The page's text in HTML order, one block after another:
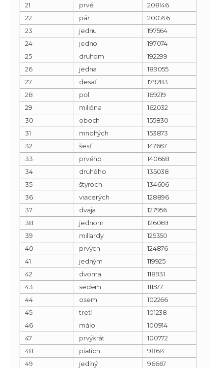
21
prvé
208146
22
pár
200746
23
jednu
197564
24
jedno
197074
25
druhom
192299
26
jedna
189055
27
desať
179283
28
pol
169219
29
milióna
162032
30
oboch
155830
31
mnohých
153873
32
šesť
147667
33
prvého
140668
34
druhého
135038
35
štyroch
134606
36
viacerých
128896
37
dvaja
127956
38
jednom
126069
39
miliardy
125350
40
prvých
124876
41
jedným
119925
42
dvoma
118931
43
sedem
111577
44
osem
102266
45
tretí
101238
46
málo
100914
47
prvýkrát
100772
48
piatich
98614
49
jediný
96667